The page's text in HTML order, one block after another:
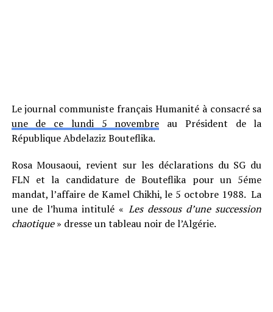
Le journal communiste français Humanité à consacré sa
une de ce lundi 5 novembre au Président de la
République Abdelaziz Bouteflika.
Rosa Mousaoui, revient sur les déclarations du SG du
FLN et la candidature de Bouteflika pour un 5éme
mandat, l’affaire de Kamel Chikhi, le 5 octobre 1988. La
une de l’huma intitulé « Les dessous d’une succession
chaotique» dresse un tableau noir de l’Algérie.